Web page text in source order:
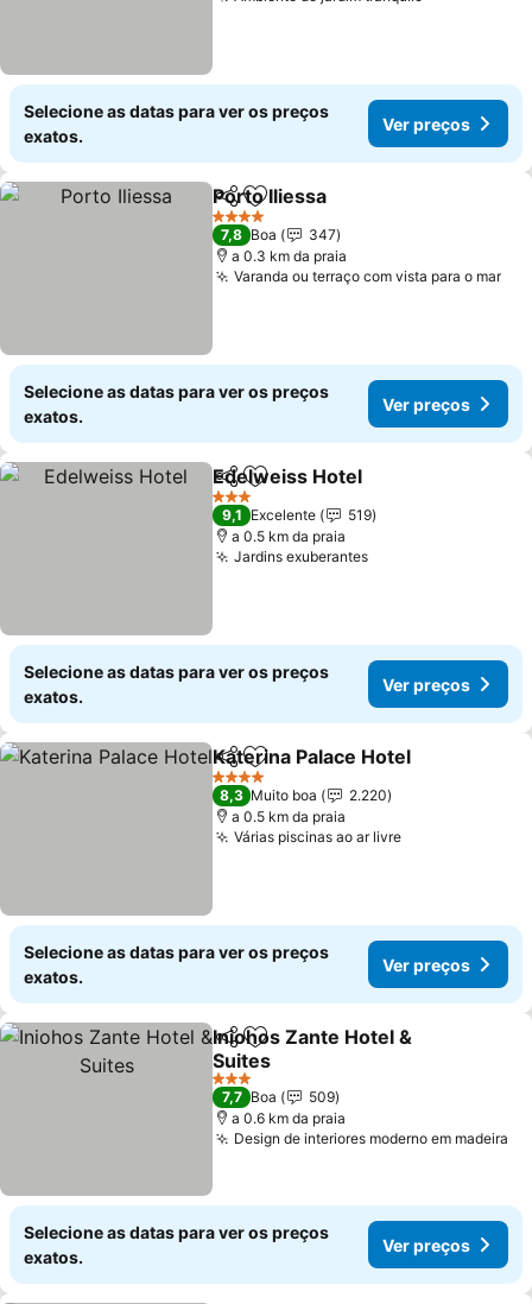
Selecione as datas para ver os preços
exatos.
Ver preços
PartilharAdicionar aos favoritos
Porto Iliessa
4 Estrelas
7,8 Boa
347
a 0.3 km da praia
Varanda ou terraço com vista para o mar
Selecione as datas para ver os preços
exatos.
Ver preços
PartilharAdicionar aos favoritos
Edelweiss Hotel
3 Estrelas
9,1 Excelente
519
a 0.5 km da praia
Jardins exuberantes
Selecione as datas para ver os preços
exatos.
Ver preços
PartilharAdicionar aos favoritos
Katerina Palace Hotel
4 Estrelas
8,3 Muito boa
2.220
a 0.5 km da praia
Várias piscinas ao ar livre
Selecione as datas para ver os preços
exatos.
Ver preços
PartilharAdicionar aos favoritos
Iniohos Zante Hotel &
Suites
3 Estrelas
7,7 Boa
509
a 0.6 km da praia
Design de interiores moderno em madeira
Selecione as datas para ver os preços
exatos.
Ver preços